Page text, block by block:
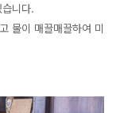
니다.
물이 매끌매끌하여 미